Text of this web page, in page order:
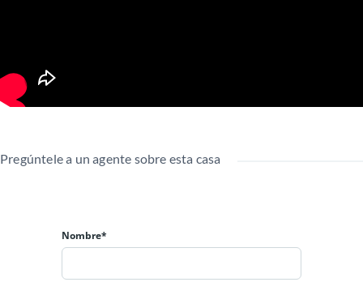
Pregúntele a un agente sobre esta casa
Nombre*